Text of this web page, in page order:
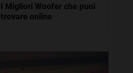
I Migliori Woofer che puoi
trovare online